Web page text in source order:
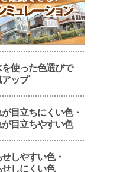
を使った色選びで
アップ
目立ちにくい色・
が目立ちやすい色
しやすい色・
せしにくい色